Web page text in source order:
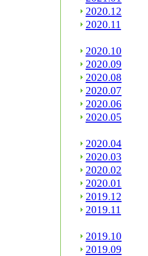
2020.12
2020.11
2020.10
2020.09
2020.08
2020.07
2020.06
2020.05
2020.04
2020.03
2020.02
2020.01
2019.12
2019.11
2019.10
2019.09